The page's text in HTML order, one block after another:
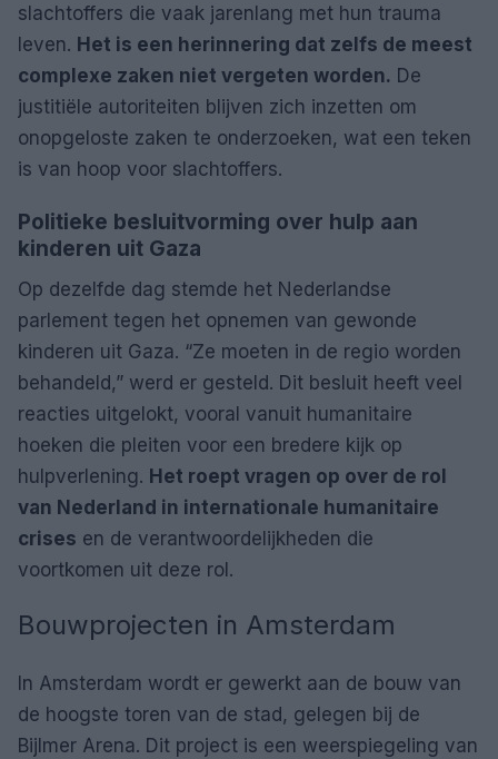
slachtoffers die vaak jarenlang met hun trauma
leven. Het is een herinnering dat zelfs de meest
complexe zaken niet vergeten worden. De
justitiële autoriteiten blijven zich inzetten om
onopgeloste zaken te onderzoeken, wat een teken
is van hoop voor slachtoffers.
Politieke besluitvorming over hulp aan
kinderen uit Gaza
Op dezelfde dag stemde het Nederlandse
parlement tegen het opnemen van gewonde
kinderen uit Gaza. “Ze moeten in de regio worden
behandeld,” werd er gesteld. Dit besluit heeft veel
reacties uitgelokt, vooral vanuit humanitaire
hoeken die pleiten voor een bredere kijk op
hulpverlening. Het roept vragen op over de rol
van Nederland in internationale humanitaire
crises en de verantwoordelijkheden die
voortkomen uit deze rol.
Bouwprojecten in Amsterdam
In Amsterdam wordt er gewerkt aan de bouw van
de hoogste toren van de stad, gelegen bij de
Bijlmer Arena. Dit project is een weerspiegeling van